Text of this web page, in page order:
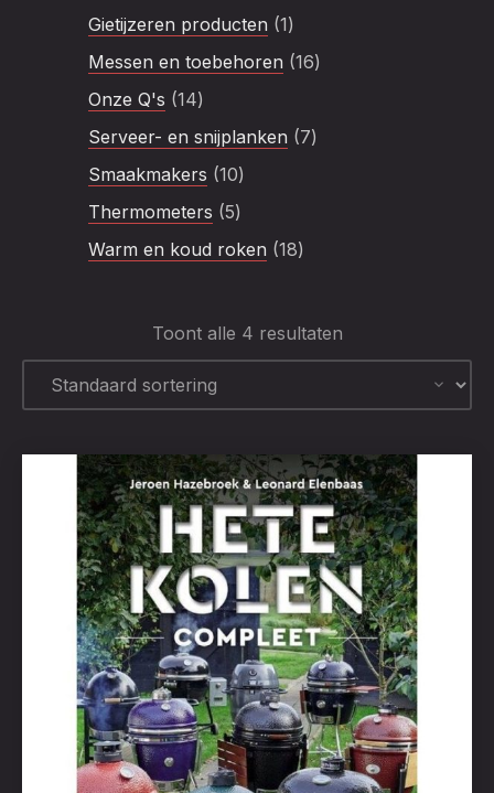
product
Gietijzeren producten 11
product
Messen en toebehoren 1616
Onze Q's 1414
producten
Serveer- en snijplanken 77
Smaakmakers 1010
producten
Thermometers 55
producten
Warm en koud roken 1818
Toont alle 4 resultaten